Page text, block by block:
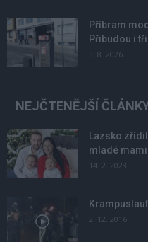
Příbram
Přibudou i
3. 8. 2026
NEJČTENĚJŠÍ
Lazsko
mladé
14. 2. 2023
2. 12. 2016